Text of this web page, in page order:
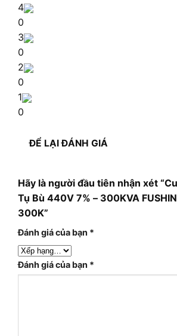
4
0
3
0
2
0
1
0
ĐỂ LẠI ĐÁNH GIÁ
Hãy là người đầu tiên nhận xét
Tụ Bù 440V 7% – 300KVA
300K”
Đánh giá của bạn *
Đánh giá của bạn *